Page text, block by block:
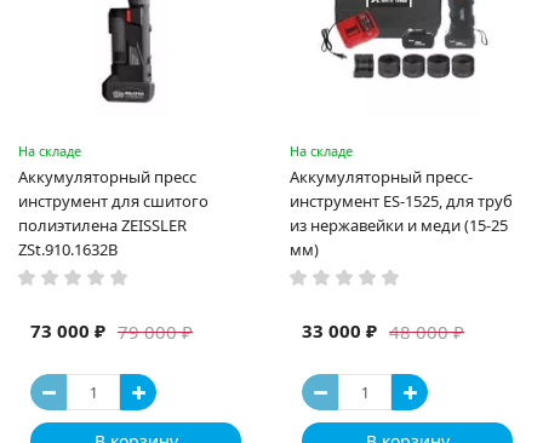
На складе
Аккумуляторный пресс
инструмент для сшитого
полиэтилена ZEISSLER
ZSt.910.1632B
79 000 ₽
73 000 ₽
На складе
Аккумуляторный пресс-
инструмент ES-1525, для труб
из нержавейки и меди (15-25
мм)
48 000 ₽
33 000 ₽